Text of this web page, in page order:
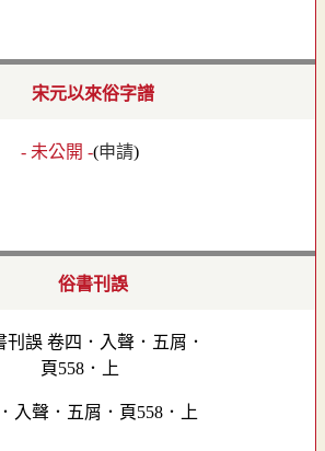
宋元以來俗字譜
- 未公開 -(申請)
俗書刊誤
入聲．五屑．頁558．上